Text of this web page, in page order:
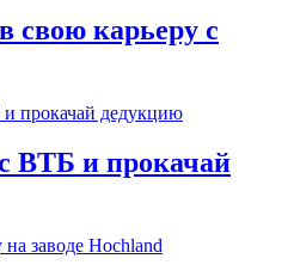
свою карьеру с
ВТБ и прокачай